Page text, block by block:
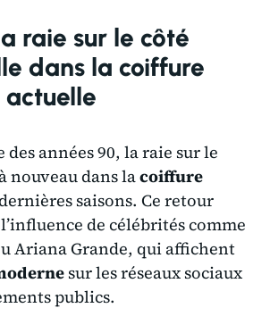
raie sur le côté
dans la coiffure
des années 90, la raie sur le
nouveau dans lacoiffure
saisons. Ce retour
de célébrités comme
Ariana Grande, qui affichent
sur les réseaux sociaux
publics.